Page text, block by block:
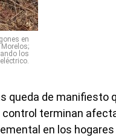
en
los
queda de
control terminan
en los